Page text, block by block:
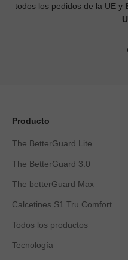
todos los pedidos de la UE y
Producto
The BetterGuard Lite
The BetterGuard 3.0
The betterGuard Max
Calcetines S1 Tru Comfort
Todos los productos
Tecnología